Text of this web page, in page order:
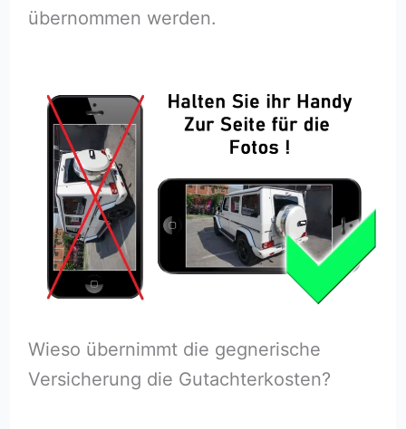
übernommen werden.
Wieso übernimmt die gegnerische
Versicherung die Gutachterkosten?